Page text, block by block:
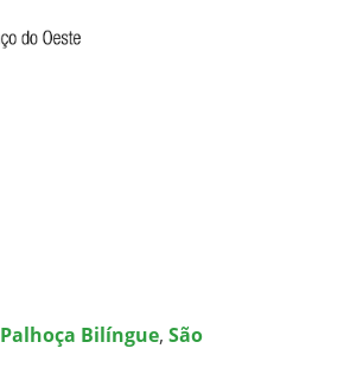
Palhoça Bilíngue, São